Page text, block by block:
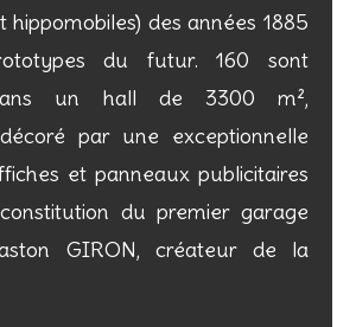
des années 1885
du futur. 160 sont
un hall de 3300 m²,
par une exceptionnelle
et panneaux publicitaires
du premier garage
GIRON, créateur de la